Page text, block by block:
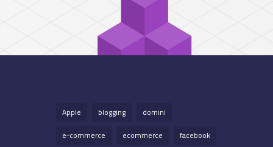
Apple blogging
domini
e-commerce
ecommerce
facebook